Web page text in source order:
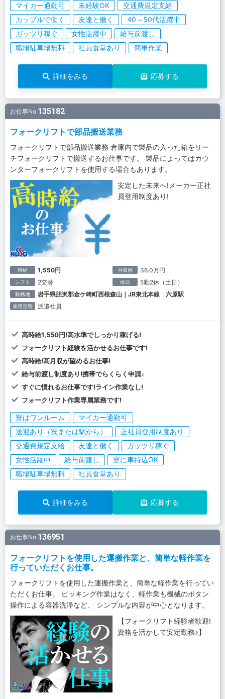
マイカー通勤可 未経験OK
交通費規定支給
カップルで働く
友達と働く
40～50代活躍中
ガッツリ稼ぐ
女性活躍中
給与前渡し
職場駐車場無料
社員食堂あり 簡単作業
詳細をみる 応募する
お仕事No.135182
フォークリフトで部品搬送業務
フォークリフトで部品搬送業務 倉庫内で製品の入った箱をリー
チフォークリフトで搬送するお仕事です。 製品によってはカウ
ンターフォークリフトを使用する場合もあります。
安定した未来へ!メーカー正社
員登用制度あり!
時給 1,550円 月収例 36.0万円
シフト 2交替 休日 5勤2休（土日）
勤務地 岩手県胆沢郡金ケ崎町西根森山｜JR東北本線 六原駅
雇用形態 派遣社員
高時給1,550円!高水準でしっかり稼げる!
フォークリフト経験を活かせるお仕事です!
高時給!高月収が望めるお仕事!
給与前渡し制度あり!携帯でらくらく申請♪
すぐに慣れるお仕事です!ライン作業なし!
フォークリフト作業専属業務です!
寮はワンルーム
マイカー通勤可
送迎あり（寮または駅から）
正社員登用制度あり
交通費規定支給
友達と働く
ガッツリ稼ぐ
女性活躍中
給与前渡し
寮に車持込OK
職場駐車場無料
社員食堂あり
詳細をみる 応募する
お仕事No.136951
フォークリフトを使用した運搬作業と、簡単な軽作業を
行っていただくお仕事。
フォークリフトを使用した運搬作業と、簡単な軽作業を行ってい
ただくお仕事。 ピッキング作業はなく、軽作業も機械のボタン
操作による容器洗浄など、 シンプルな内容が中心となります。
【フォークリフト経験者歓迎!
資格を活かして安定勤務♪】